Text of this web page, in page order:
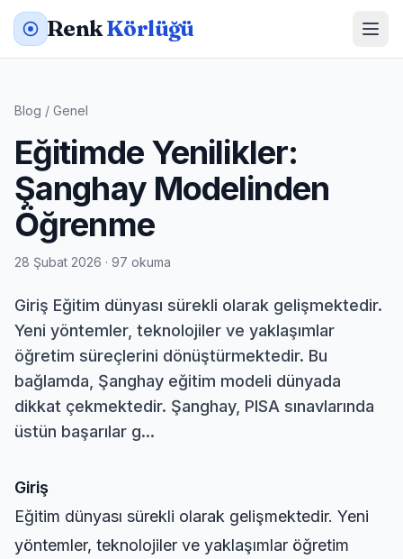
RenkKörlüğü
Blog / Genel
Eğitimde Yenilikler:
Şanghay Modelinden
Öğrenme
28 Şubat 2026 · 97 okuma
Giriş Eğitim dünyası sürekli olarak gelişmektedir.
Yeni yöntemler, teknolojiler ve yaklaşımlar
öğretim süreçlerini dönüştürmektedir. Bu
bağlamda, Şanghay eğitim modeli dünyada
dikkat çekmektedir. Şanghay, PISA sınavlarında
üstün başarılar g...
Giriş
Eğitim dünyası sürekli olarak gelişmektedir. Yeni
yöntemler, teknolojiler ve yaklaşımlar öğretim